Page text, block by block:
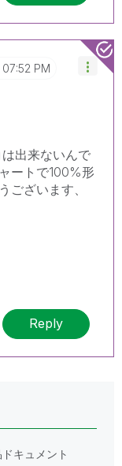
07:52 PM
出来ないんで
ートで100%形
ございます、
Reply
キュメント